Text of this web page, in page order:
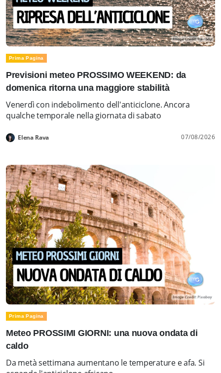
Prima Pagina
Previsioni meteo PROSSIMO WEEKEND: da
domenica ritorna una maggiore stabilità
Venerdì con indebolimento dell'anticiclone. Ancora
qualche temporale nella giornata di sabato
Elena Rava 07/08/2026
Prima Pagina
Meteo PROSSIMI GIORNI: una nuova ondata di
caldo
Da metà settimana aumentano le temperature e afa. Si